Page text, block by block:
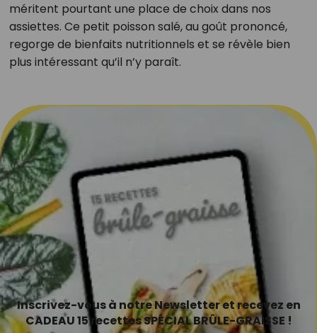
méritent pourtant une place de choix dans nos
assiettes. Ce petit poisson salé, au goût prononcé,
regorge de bienfaits nutritionnels et se révèle bien
plus intéressant qu’il n’y paraît.
Inscrivez-vous à notre Newsletter et recevez en
CADEAU 15 recettes SPÉCIAL BRÛLE-GRAISSE !